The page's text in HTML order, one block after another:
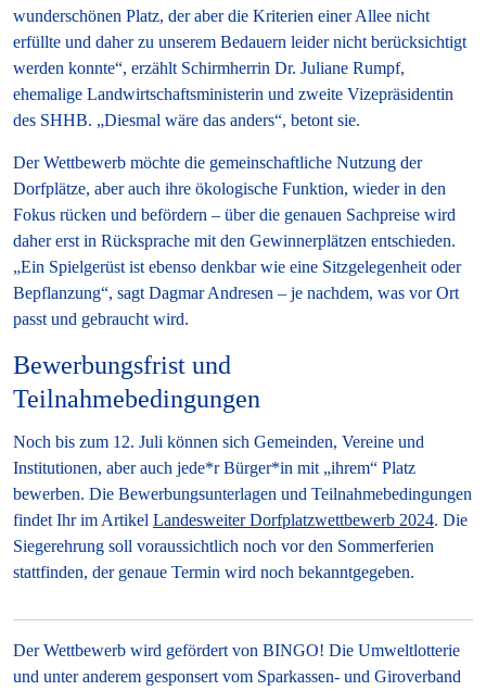
wunderschönen Platz, der aber die Kriterien einer Allee nicht
erfüllte und daher zu unserem Bedauern leider nicht berücksichtigt
werden konnte“, erzählt Schirmherrin Dr. Juliane Rumpf,
ehemalige Landwirtschaftsministerin und zweite Vizepräsidentin
des SHHB. „Diesmal wäre das anders“, betont sie.
Der Wettbewerb möchte die gemeinschaftliche Nutzung der
Dorfplätze, aber auch ihre ökologische Funktion, wieder in den
Fokus rücken und befördern – über die genauen Sachpreise wird
daher erst in Rücksprache mit den Gewinnerplätzen entschieden.
„Ein Spielgerüst ist ebenso denkbar wie eine Sitzgelegenheit oder
Bepflanzung“, sagt Dagmar Andresen – je nachdem, was vor Ort
passt und gebraucht wird.
Bewerbungsfrist und
Teilnahmebedingungen
Noch bis zum 12. Juli können sich Gemeinden, Vereine und
Institutionen, aber auch jede*r Bürger*in mit „ihrem“ Platz
bewerben. Die Bewerbungsunterlagen und Teilnahmebedingungen
findet Ihr im Artikel Landesweiter Dorfplatzwettbewerb 2024. Die
Siegerehrung soll voraussichtlich noch vor den Sommerferien
stattfinden, der genaue Termin wird noch bekanntgegeben.
Der Wettbewerb wird gefördert von BINGO! Die Umweltlotterie
und unter anderem gesponsert vom Sparkassen- und Giroverband